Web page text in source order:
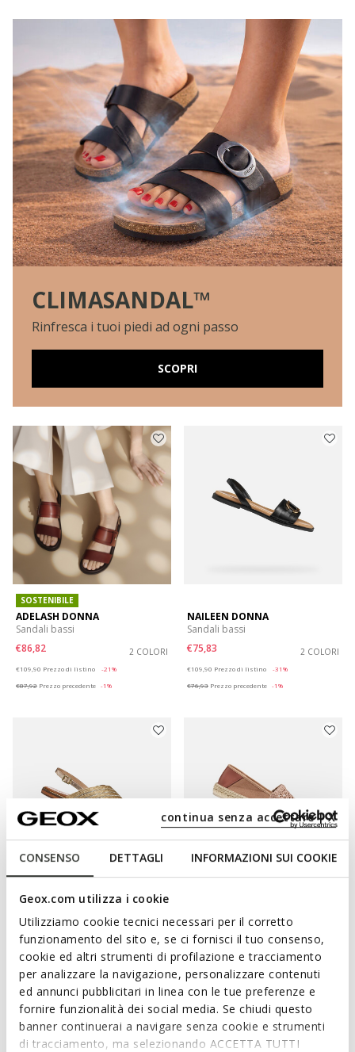
CONSENSO DETTAGLI INFORMAZIONI SUI COOKIE
Geox.com utilizza i cookie
Utilizziamo cookie tecnici necessari per il corretto
funzionamento del sito e, se ci fornisci il tuo consenso,
cookie ed altri strumenti di profilazione e tracciamento
per analizzare la navigazione, personalizzare contenuti
ed annunci pubblicitari in linea con le tue preferenze e
fornire funzionalità dei social media. Se chiudi questo
banner continuerai a navigare senza cookie e strumenti
di tracciamento, ma selezionando ACCETTA TUTTI
continua senza accettare | X
CLIMASANDAL™
Rinfresca i tuoi piedi ad ogni passo
SCOPRI
SOSTENIBILE
ADELASH DONNA
Sandali bassi
€86,82
2 COLORI
€109,90 Prezzo di listino
-21%
€87,92 Prezzo precedente -1%
NAILEEN DONNA
Sandali bassi
€75,83
2 COLORI
€109,90 Prezzo di listino
-31%
€76,93 Prezzo precedente -1%
ONLINE EXCLUSIVE
Sandali bassi
€71,02
1 COLORE
Price reduced from
€89,90
to
Prezzo di listino
-21%
€71,92
Prezzo precedente -1%
Espadrillas
€70,33
2 COLORI
Price reduced from
€109,90
to
Prezzo di listino
-36%
€71,43Prezzo precedente -2%